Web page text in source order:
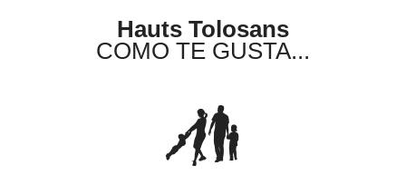
Hauts Tolosans
COMO TE GUSTA...